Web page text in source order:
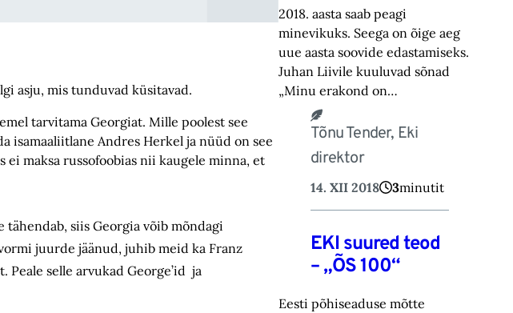
asju, mis tunduvad küsitavad.
tarvitama Georgiat. Mille poolest see
isamaaliitlane Andres Herkel ja nüüd on see
maksa russofoobias nii kaugele minna, et
tähendab, siis Georgia võib mõndagi
juurde jäänud, juhib meid ka Franz
Peale selle arvukad George’id ja
2018. aasta saab peagi
minevikuks. Seega on õige aeg
uue aasta soovide edastamiseks.
Juhan Liivile kuuluvad sõnad
„Minu erakond on…
Tõnu Tender, Eki
direktor
14. XII 2018 3minutit
EKI suured teod
– „ÕS 100“
Eesti põhiseaduse mõtte